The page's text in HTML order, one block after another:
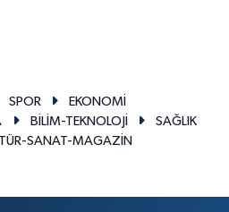
SPOR
EKONOMİ
BİLİM-TEKNOLOJİ
SAĞLIK
SANAT-MAGAZİN